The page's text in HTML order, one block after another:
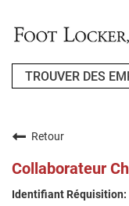
FAQ
Retour
Collaborateur